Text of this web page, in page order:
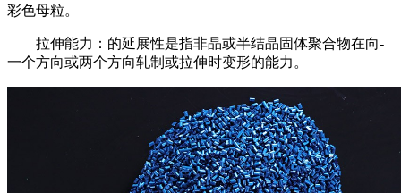
彩色母粒。
拉伸能力：的延展性是指非晶或半结晶固体聚合物在向-
一个方向或两个方向轧制或拉伸时变形的能力。